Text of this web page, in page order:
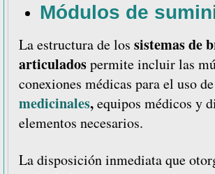
Módulos de
La estructura de los sistemas de
articuladospermite incluir las
conexiones médicas para el uso de
medicinales,equipos médicos y
elementos necesarios.
La disposición inmediata que